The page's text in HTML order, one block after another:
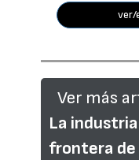
ver/
Ver más
La
frontera